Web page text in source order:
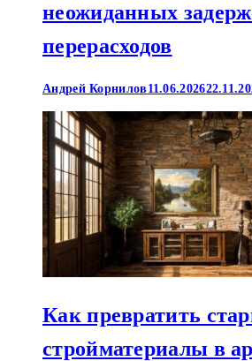
неожиданных
перерасходов
Андрей Корнилов 11.06.2026
Как превратить
стройматериалы в